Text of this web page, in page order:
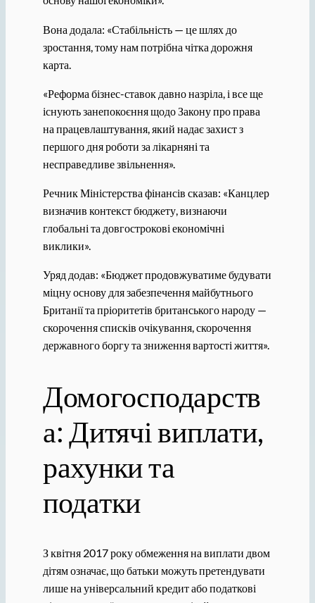
Вона додала: «Стабільність — це шлях до
зростання, тому нам потрібна чітка дорожня
карта.
«Реформа бізнес-ставок давно назріла, і все ще
існують занепокоєння щодо Закону про права
на працевлаштування, який надає захист з
першого дня роботи за лікарняні та
несправедливе звільнення».
Речник Міністерства фінансів сказав: «Канцлер
визначив контекст бюджету, визнаючи
глобальні та довгострокові економічні
виклики».
Уряд додав: «Бюджет продовжуватиме будувати
міцну основу для забезпечення майбутнього
Британії та пріоритетів британського народу —
скорочення списків очікування, скорочення
державного боргу та зниження вартості життя».
Домогосподарств
а: Дитячі виплати,
рахунки та
податки
З квітня 2017 року обмеження на виплати двом
дітям означає, що батьки можуть претендувати
лише на універсальний кредит або податкові